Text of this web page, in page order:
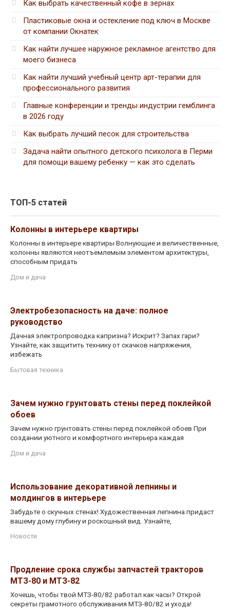
Как выбрать качественный кофе в зернах
Пластиковые окна и остекление под ключ в Москве
от компании Окнатек
Как найти лучшее наружное рекламное агентство для
моего бизнеса
Как найти лучший учебный центр арт-терапии для
профессионального развития
Главные конференции и тренды индустрии гемблинга
в 2026 году
Как выбрать лучший песок для строительства
Задача найти опытного детского психолога в Перми
для помощи вашему ребенку — как это сделать
ТОП-5 статей
Колонны в интерьере квартиры
Колонны в интерьере квартиры Волнующие и величественные,
колонны являются неотъемлемым элементом архитектуры,
способным придать
Дом и дача
Электробезопасность на даче: полное
руководство
Дачная электропроводка капризна? Искрит? Запах гари?
Узнайте, как защитить технику от скачков напряжения,
избежать
Бытовая техника
Зачем нужно грунтовать стены перед поклейкой
обоев
Зачем нужно грунтовать стены перед поклейкой обоев При
создании уютного и комфортного интерьера каждая
Дом и дача
Использование декоративной лепнины и
молдингов в интерьере
Забудьте о скучных стенах! Художественная лепнина придаст
вашему дому глубину и роскошный вид. Узнайте,
Новости
Продление срока службы запчастей тракторов
МТЗ-80 и МТЗ-82
Хочешь, чтобы твой МТЗ-80/82 работал как часы? Открой
секреты грамотного обслуживания МТЗ-80/82 и ухода!